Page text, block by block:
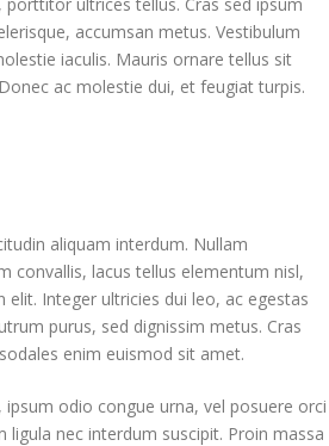
accumsan metus. Vestibulum
iaculis. Mauris ornare tellus sit
ac molestie dui, et feugiat turpis.
aliquam interdum. Nullam
convallis, lacus tellus elementum nisl,
elit. Integer ultricies dui leo, ac egestas
purus, sed dignissim metus. Cras
enim euismod sit amet.
odio congue urna, vel posuere orci
ligula nec interdum suscipit. Proin massa